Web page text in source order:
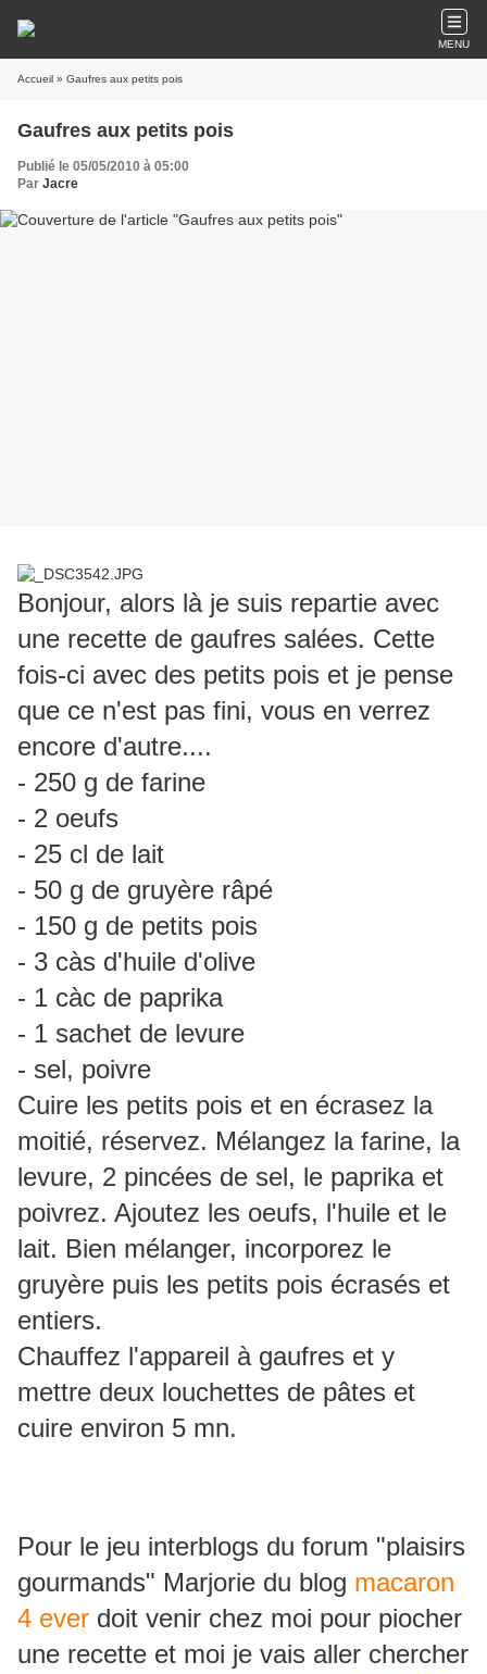
MENU
Accueil » Gaufres aux petits pois
Gaufres aux petits pois
Publié le 05/05/2010 à 05:00
Par Jacre
Bonjour, alors là je suis repartie avec
une recette de gaufres salées. Cette
fois-ci avec des petits pois et je pense
que ce n'est pas fini, vous en verrez
encore d'autre....
- 250 g de farine
- 2 oeufs
- 25 cl de lait
- 50 g de gruyère râpé
- 150 g de petits pois
- 3 càs d'huile d'olive
- 1 càc de paprika
- 1 sachet de levure
- sel, poivre
Cuire les petits pois et en écrasez la
moitié, réservez. Mélangez la farine, la
levure, 2 pincées de sel, le paprika et
poivrez. Ajoutez les oeufs, l'huile et le
lait. Bien mélanger, incorporez le
gruyère puis les petits pois écrasés et
entiers.
Chauffez l'appareil à gaufres et y
mettre deux louchettes de pâtes et
cuire environ 5 mn.
Pour le jeu interblogs du forum "plaisirs
gourmands" Marjorie du blog macaron
4 ever doit venir chez moi pour piocher
une recette et moi je vais aller chercher